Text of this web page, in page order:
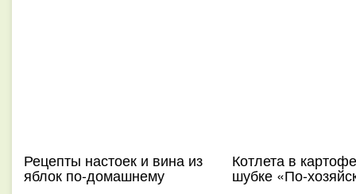
Рецепты настоек и вина из
яблок по-домашнему
Котлета в
шубке «По-